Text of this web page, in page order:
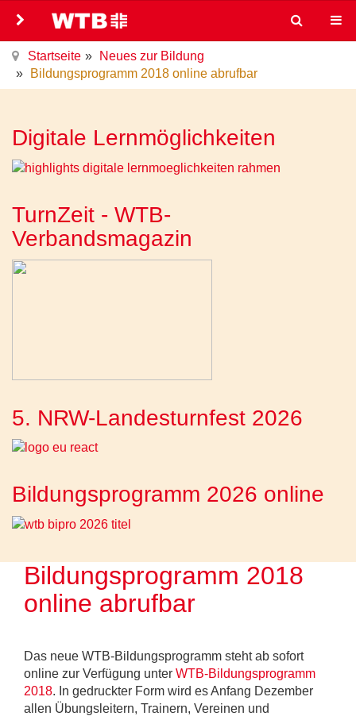
Startseite
Neues zur Bildung
Bildungsprogramm 2018 online abrufbar
Digitale Lernmöglichkeiten
TurnZeit - WTB-
Verbandsmagazin
5. NRW-Landesturnfest 2026
Bildungsprogramm 2026 online
Bildungsprogramm 2018
online abrufbar
Das neue WTB-Bildungsprogramm steht ab sofort
online zur Verfügung unter WTB-Bildungsprogramm
2018. In gedruckter Form wird es Anfang Dezember
allen Übungsleitern, Trainern, Vereinen und